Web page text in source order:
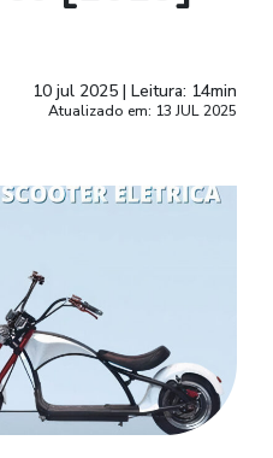
10 jul 2025 | Leitura: 14min
Atualizado em: 13 JUL 2025